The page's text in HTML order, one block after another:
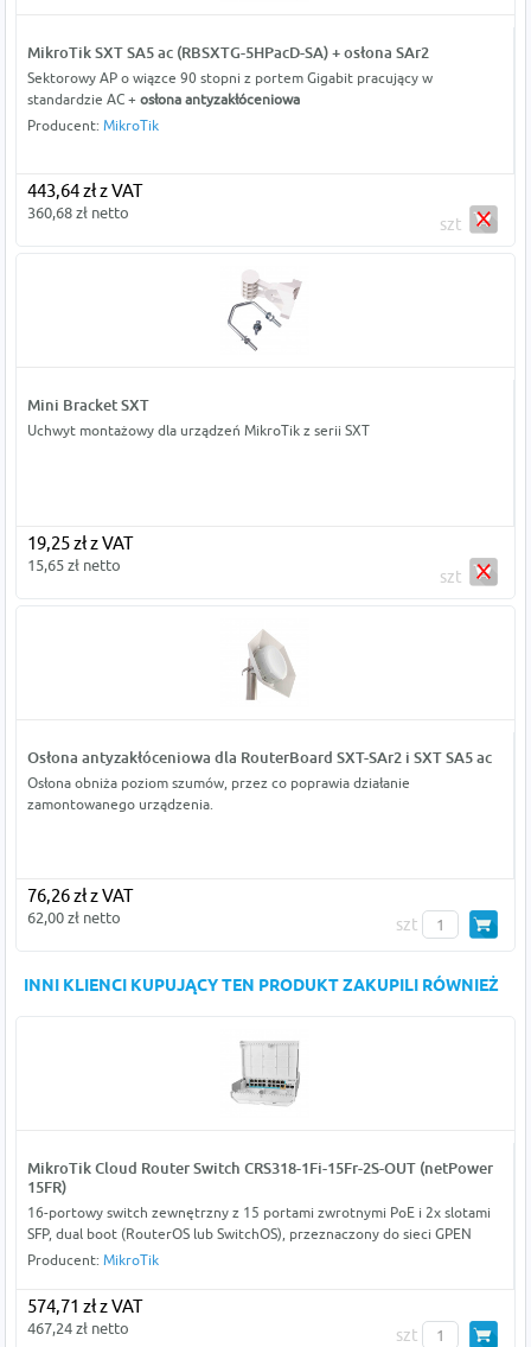
MikroTik SXT SA5 ac (RBSXTG-5HPacD-SA) + osłona SAr2
Sektorowy AP o wiązce 90 stopni z portem Gigabit pracujący w
standardzie AC + osłona antyzakłóceniowa
Producent: MikroTik
443,64 zł z VAT
360,68 zł netto
szt
Mini Bracket SXT
Uchwyt montażowy dla urządzeń MikroTik z serii SXT
19,25 zł z VAT
15,65 zł netto
szt
Osłona antyzakłóceniowa dla RouterBoard SXT-SAr2 i SXT SA5 ac
Osłona obniża poziom szumów, przez co poprawia działanie
zamontowanego urządzenia.
76,26 zł z VAT
62,00 zł netto szt
INNI KLIENCI KUPUJĄCY TEN PRODUKT ZAKUPILI RÓWNIEŻ
MikroTik Cloud Router Switch CRS318-1Fi-15Fr-2S-OUT (netPower
15FR)
16-portowy switch zewnętrzny z 15 portami zwrotnymi PoE i 2x slotami
SFP, dual boot (RouterOS lub SwitchOS), przeznaczony do sieci GPEN
Producent: MikroTik
574,71 zł z VAT
467,24 zł netto szt